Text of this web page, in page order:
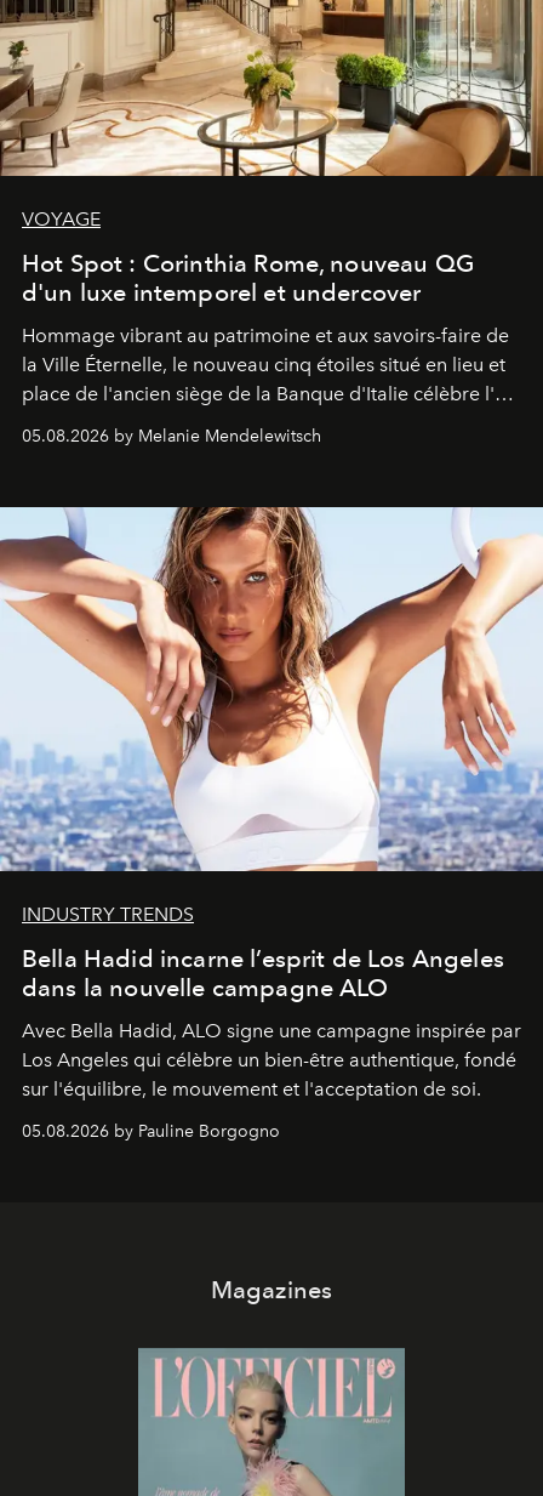
VOYAGE
Hot Spot : Corinthia Rome, nouveau QG
d'un luxe intemporel et undercover
Hommage vibrant au patrimoine et aux savoirs-faire de
la Ville Éternelle, le nouveau cinq étoiles situé en lieu et
place de l'ancien siège de la Banque d'Italie célèbre l'art
de vivre Romain dans toute son élégance intemporelle.
05.08.2026 by Melanie Mendelewitsch
INDUSTRY TRENDS
Bella Hadid incarne l’esprit de Los Angeles
dans la nouvelle campagne ALO
Avec Bella Hadid, ALO signe une campagne inspirée par
Los Angeles qui célèbre un bien-être authentique, fondé
sur l'équilibre, le mouvement et l'acceptation de soi.
05.08.2026 by Pauline Borgogno
Magazines